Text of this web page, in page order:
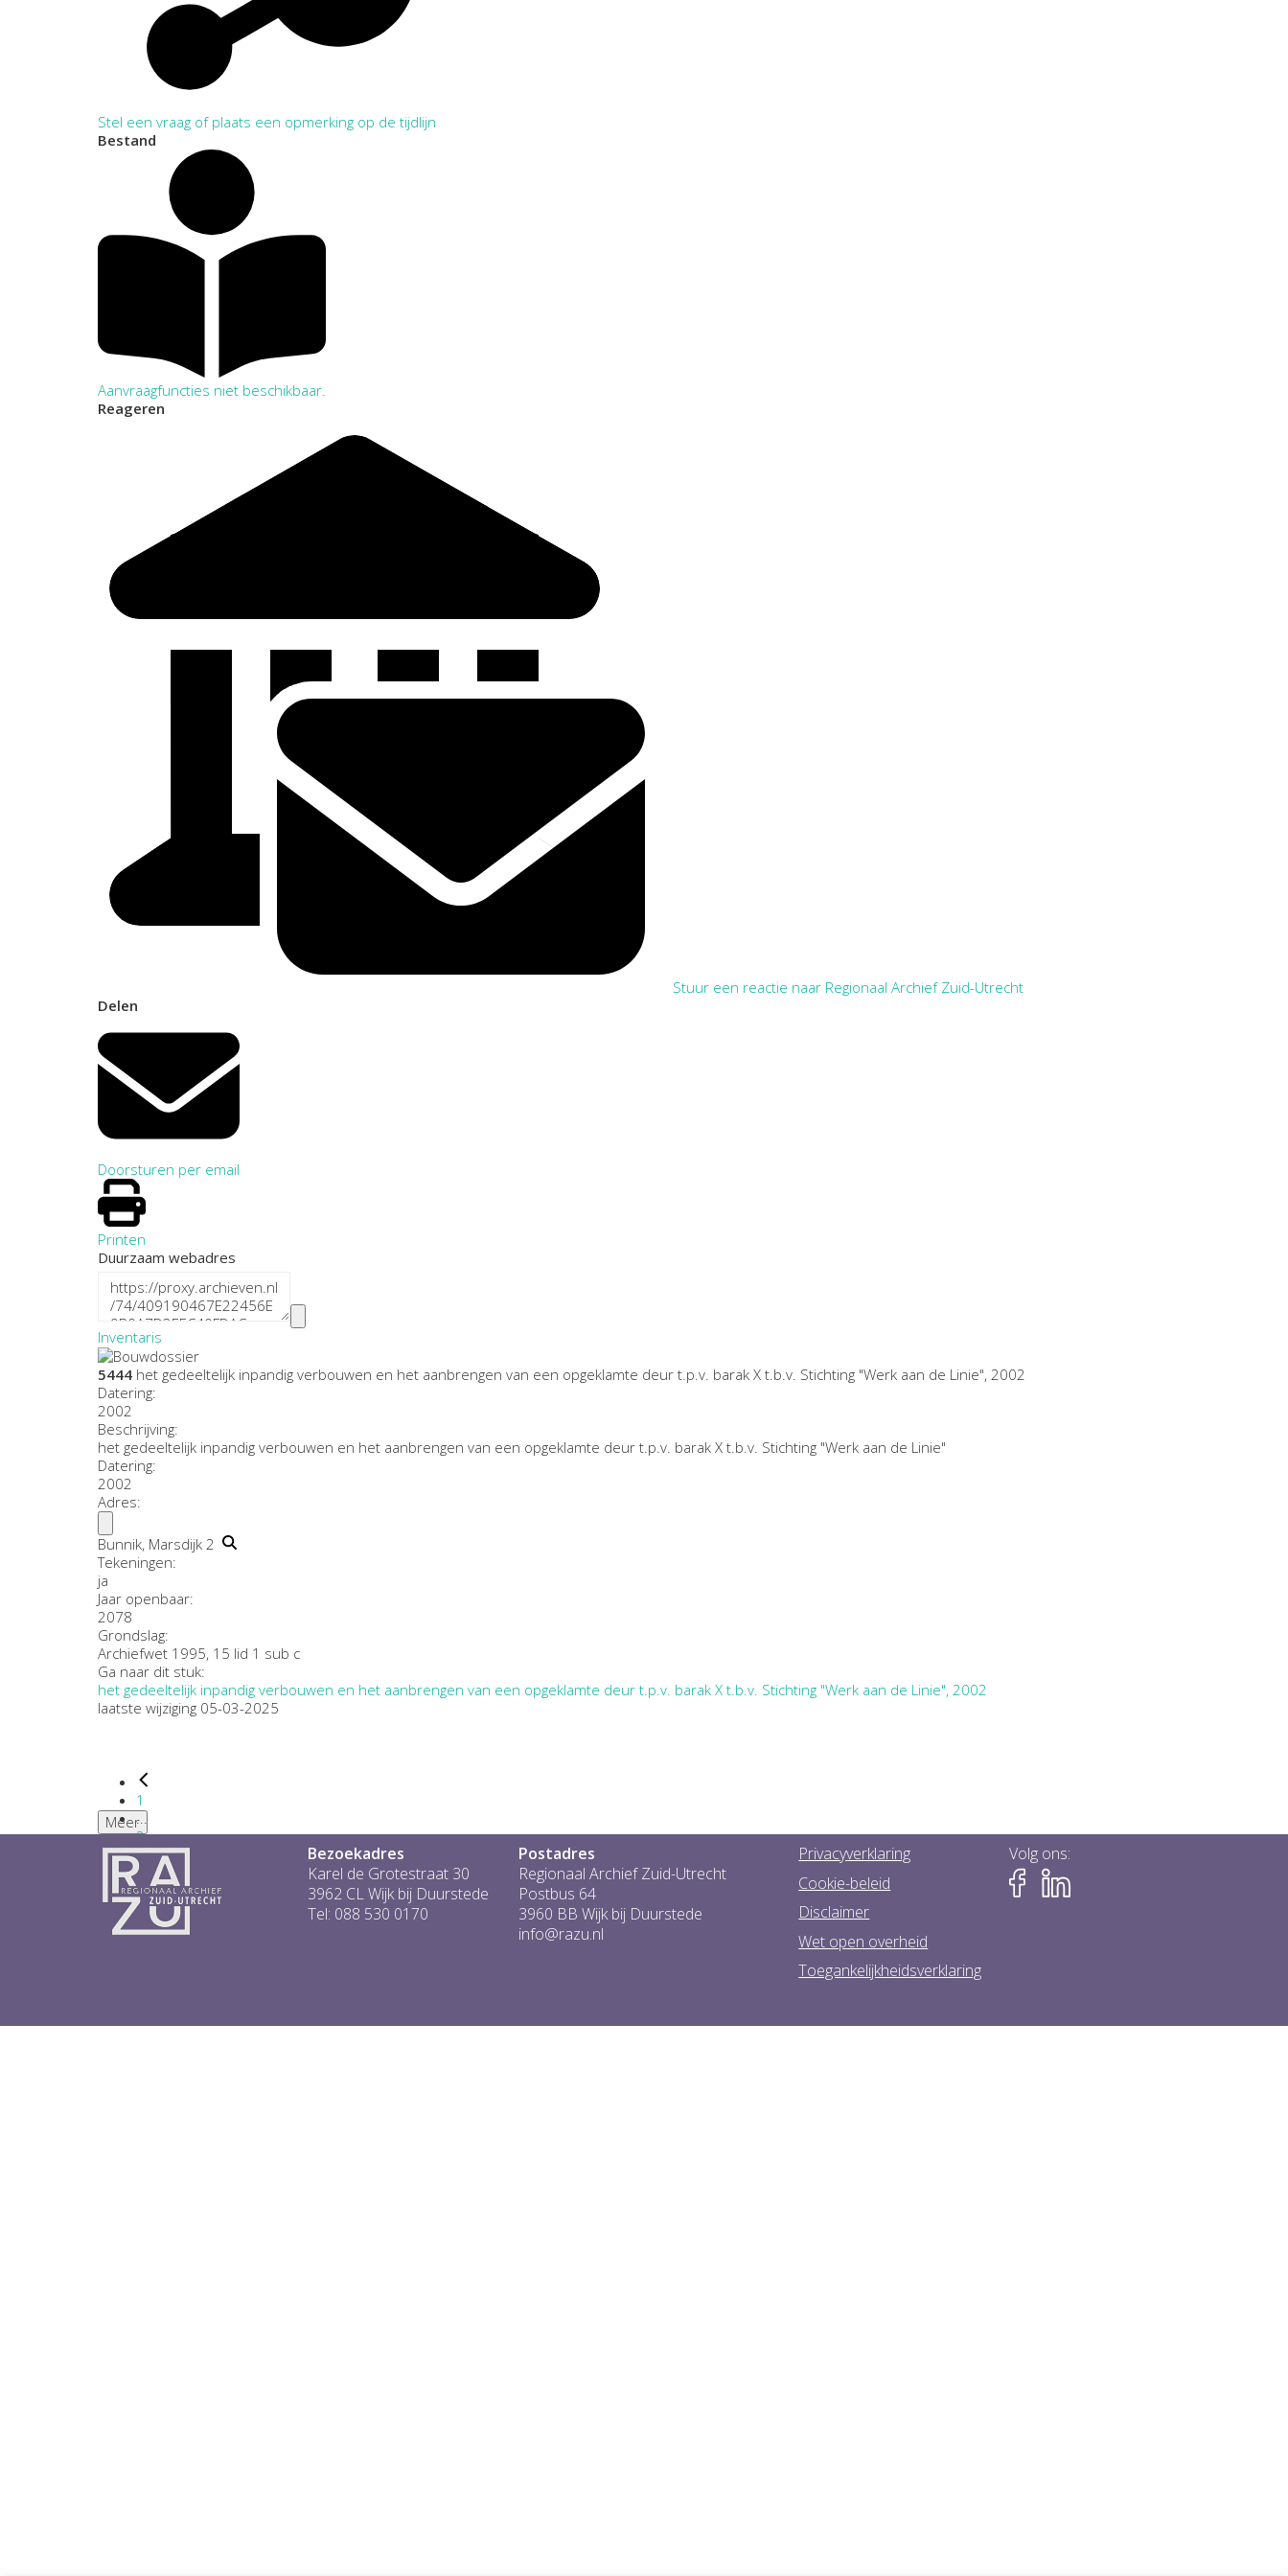
Stel een vraag of plaats een opmerking op de tijdlijn
Bestand
Aanvraagfuncties niet beschikbaar.
Reageren
Stuur een reactie naar Regionaal Archief Zuid-Utrecht
Delen
Doorsturen per email
Printen
Duurzaam webadres
Inventaris
5444 het gedeeltelijk inpandig verbouwen en het aanbrengen van een opgeklamte deur t.p.v. barak X t.b.v. Stichting "Werk aan de Linie", 2002
Datering:
2002
Beschrijving:
het gedeeltelijk inpandig verbouwen en het aanbrengen van een opgeklamte deur t.p.v. barak X t.b.v. Stichting "Werk aan de Linie"
Datering:
2002
Adres:
Bunnik, Marsdijk 2
Tekeningen:
ja
Jaar openbaar:
2078
Grondslag:
Archiefwet 1995, 15 lid 1 sub c
Ga naar dit stuk:
het gedeeltelijk inpandig verbouwen en het aanbrengen van een opgeklamte deur t.p.v. barak X t.b.v. Stichting "Werk aan de Linie", 2002
laatste wijziging 05-03-2025
1
...
2
3
4
5
6
...
Meer
Bezoekadres
Karel de Grotestraat 30
3962 CL Wijk bij Duurstede
Tel: 088 530 0170
Postadres
Regionaal Archief Zuid-Utrecht
Postbus 64
3960 BB Wijk bij Duurstede
info@razu.nl
Privacyverklaring
Cookie-beleid
Disclaimer
Wet open overheid
Toegankelijkheidsverklaring
Volg ons: